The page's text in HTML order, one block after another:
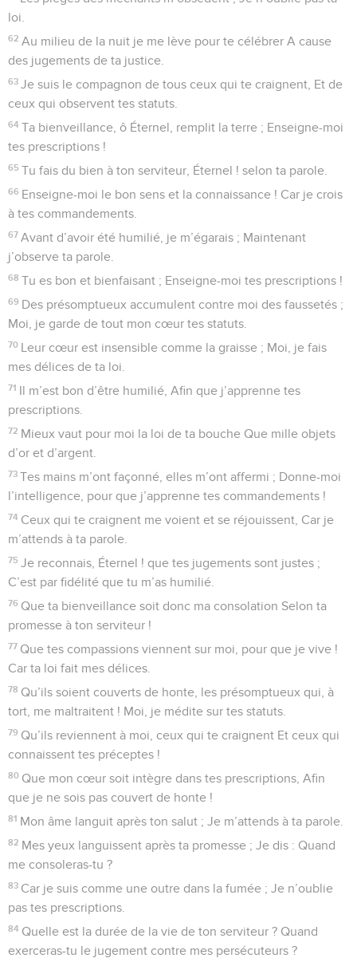
loi.
62 Au milieu de la nuit je me lève pour te célébrer A cause
des jugements de ta justice.
63 Je suis le compagnon de tous ceux qui te craignent, Et de
ceux qui observent tes statuts.
64 Ta bienveillance, ô Éternel, remplit la terre ; Enseigne-moi
tes prescriptions !
65 Tu fais du bien à ton serviteur, Éternel ! selon ta parole.
66 Enseigne-moi le bon sens et la connaissance ! Car je crois
à tes commandements.
67 Avant d’avoir été humilié, je m’égarais ; Maintenant
j’observe ta parole.
68 Tu es bon et bienfaisant ; Enseigne-moi tes prescriptions !
69 Des présomptueux accumulent contre moi des faussetés ;
Moi, je garde de tout mon cœur tes statuts.
70 Leur cœur est insensible comme la graisse ; Moi, je fais
mes délices de ta loi.
71 Il m’est bon d’être humilié, Afin que j’apprenne tes
prescriptions.
72 Mieux vaut pour moi la loi de ta bouche Que mille objets
d’or et d’argent.
73 Tes mains m’ont façonné, elles m’ont affermi ; Donne-moi
l’intelligence, pour que j’apprenne tes commandements !
74 Ceux qui te craignent me voient et se réjouissent, Car je
m’attends à ta parole.
75 Je reconnais, Éternel ! que tes jugements sont justes ;
C’est par fidélité que tu m’as humilié.
76 Que ta bienveillance soit donc ma consolation Selon ta
promesse à ton serviteur !
77 Que tes compassions viennent sur moi, pour que je vive !
Car ta loi fait mes délices.
78 Qu’ils soient couverts de honte, les présomptueux qui, à
tort, me maltraitent ! Moi, je médite sur tes statuts.
79 Qu’ils reviennent à moi, ceux qui te craignent Et ceux qui
connaissent tes préceptes !
80 Que mon cœur soit intègre dans tes prescriptions, Afin
que je ne sois pas couvert de honte !
81 Mon âme languit après ton salut ; Je m’attends à ta parole.
82 Mes yeux languissent après ta promesse ; Je dis : Quand
me consoleras-tu ?
83 Car je suis comme une outre dans la fumée ; Je n’oublie
pas tes prescriptions.
84 Quelle est la durée de la vie de ton serviteur ? Quand
exerceras-tu le jugement contre mes persécuteurs ?